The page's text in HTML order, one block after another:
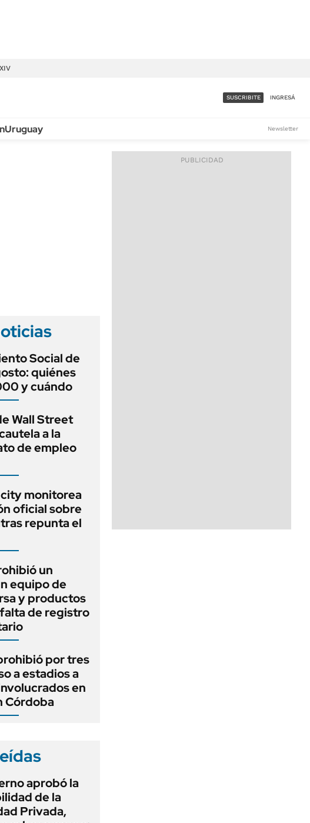
ACCESO FULL - $1.800/MES
SUSCRIBITE INGRESÁ
Uruguay Newsletter
Social de
quiénes
y cuándo
Wall Street
a la
de empleo
monitorea
oficial sobre
repunta el
un
equipo de
y productos
de registro
por tres
a estadios a
en
Córdoba
aprobó la
de la
Privada,